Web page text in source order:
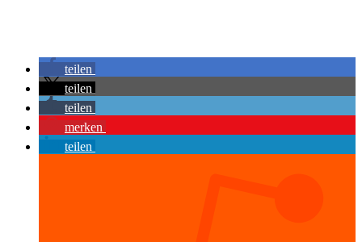
teilen
teilen
teilen
merken
teilen